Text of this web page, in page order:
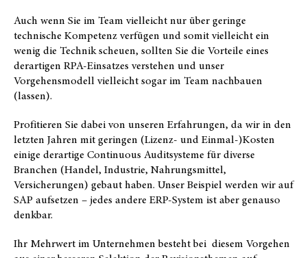
Auch wenn Sie im Team vielleicht nur über geringe
technische Kompetenz verfügen und somit vielleicht ein
wenig die Technik scheuen, sollten Sie die Vorteile eines
derartigen RPA-Einsatzes verstehen und unser
Vorgehensmodell vielleicht sogar im Team nachbauen
(lassen).
Profitieren Sie dabei von unseren Erfahrungen, da wir in den
letzten Jahren mit geringen (Lizenz- und Einmal-)Kosten
einige derartige Continuous Auditsysteme für diverse
Branchen (Handel, Industrie, Nahrungsmittel,
Versicherungen) gebaut haben. Unser Beispiel werden wir auf
SAP aufsetzen – jedes andere ERP-System ist aber genauso
denkbar.
Ihr Mehrwert im Unternehmen besteht bei diesem Vorgehen